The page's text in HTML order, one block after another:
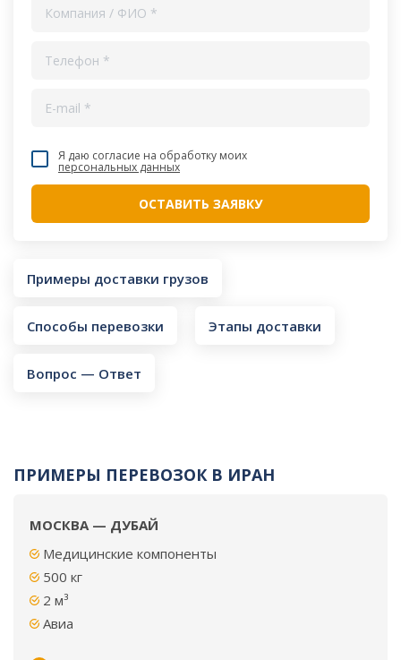
Я даю согласие на обработку моих
персональных данных
Примеры доставки грузов
Способы перевозки Этапы доставки
Вопрос — Ответ
ПРИМЕРЫ ПЕРЕВОЗОК В ИРАН
МОСКВА — ДУБАЙ
Медицинские компоненты
500 кг
2 м³
Авиа